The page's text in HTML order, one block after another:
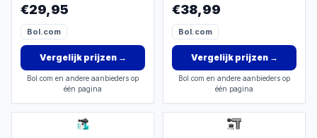
€29,95
Bol.com
Vergelijk prijzen→
Bol.com en andere aanbieders op
één pagina
€38,99
Bol.com
Vergelijk prijzen→
Bol.com en andere aanbieders op
één pagina